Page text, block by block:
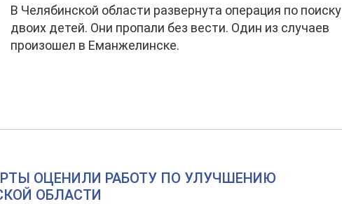
В Челябинской области развернута операция по поиску
двоих детей. Они пропали без вести. Один из случаев
произошел в Еманжелинске.
ОЦЕНИЛИ РАБОТУ ПО УЛУЧШЕНИЮ
ОБЛАСТИ